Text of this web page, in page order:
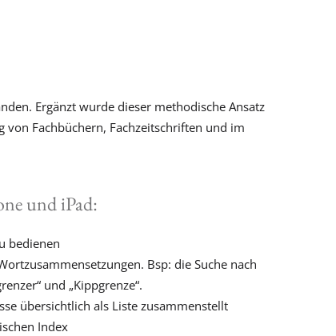
Ergänzt wurde dieser methodische Ansatz
Fachbüchern, Fachzeitschriften und im
und iPad:
bedienen
Bsp: die Suche nach
und „Kippgrenze“.
übersichtlich als Liste zusammenstellt
Index